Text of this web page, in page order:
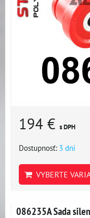
194 € s DPH
Dostupnosť: 3 dni
VYBERTE
086235A Sada